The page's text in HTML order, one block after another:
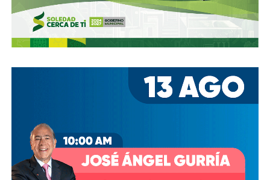
es peor- asumirla como verdad.
Se le atribuye a Mark Twain la afirmación:
“Lo que te
mete en problemas no es lo que no sabes, es lo que
cierto”. Así nos está pasando.
El remedio no lo tenemos, pero primero hubo fiebre
la vista de todos.
Una cosa más, Culto Público y con esto cierro:En lo
seguro no hay misterio, y cuando no hay camino…”se